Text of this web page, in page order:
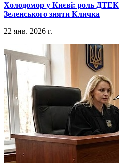
​Холодомор у Києві: роль
Зеленського зняти Кличка
22 янв. 2026 г.